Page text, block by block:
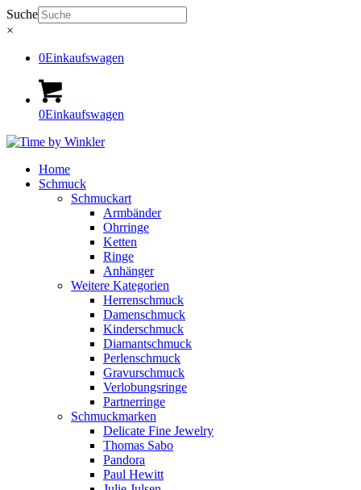
Suche
×
0Einkaufswagen
0Einkaufswagen
Home
Schmuck
Schmuckart
Armbänder
Ohrringe
Ketten
Ringe
Anhänger
Weitere Kategorien
Herrenschmuck
Damenschmuck
Kinderschmuck
Diamantschmuck
Perlenschmuck
Gravurschmuck
Verlobungsringe
Partnerringe
Schmuckmarken
Delicate Fine Jewelry
Thomas Sabo
Pandora
Paul Hewitt